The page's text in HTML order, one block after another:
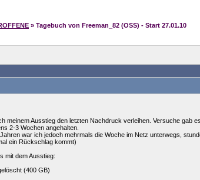
» Tagebuch von Freeman_82 (OSS) - Start 27.01.10
meinem Ausstieg den letzten Nachdruck verleihen. Versuche gab
2-3 Wochen angehalten.
war ich jedoch mehrmals die Woche im Netz unterwegs,
ein Rückschlag kommt)
mit dem Ausstieg:
(400 GB)